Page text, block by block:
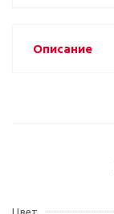
Описание
Цвет